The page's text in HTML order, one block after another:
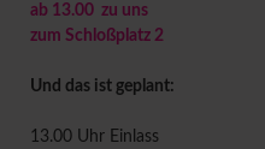
ab 13.00 zu uns
zum Schloßplatz 2
Und das ist geplant:
13.00 Uhr Einlass